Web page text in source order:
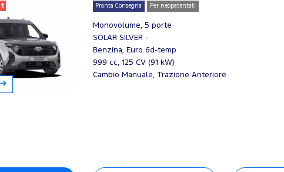
1 Pronta Consegna Per neopatentati
Monovolume, 5 porte
SOLAR SILVER -
Benzina, Euro 6d-temp
999 cc, 125 CV (91 kW)
Cambio Manuale, Trazione Anteriore